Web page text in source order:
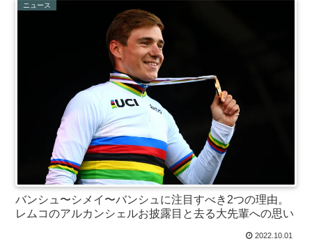
ニュース
バンシュ〜シメイ〜バンシュに注目すべき2つの理由。
レムコのアルカンシェルお披露目と去る大先輩への思い
2022.10.01